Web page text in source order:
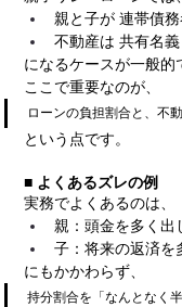
親と子が 連帯債
不動産は 共有名義
になるケースが一般的
ここで重要なのが、
ローンの負担割合と、不
という点です。
■ よくあるズレの例
実務でよくあるのは、
親：頭金を多く出
子：将来の返済を
にもかかわらず、
持分割合を「なんとなく